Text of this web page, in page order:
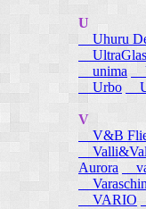
U
Uhuru
UltraGlas
unima
Urbo
V
V&B
Aurora
Varaschin
VARIO